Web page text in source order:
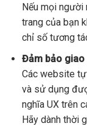
Nếu mọi
trang của bạn
chỉ số tương
Đảm bảo giao
Các website
và sử dụng
nghĩa UX trên
Hãy dành thời